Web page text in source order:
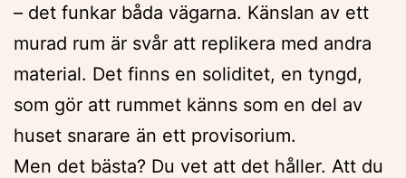
– det funkar båda vägarna. Känslan av ett
murad rum är svår att replikera med andra
material. Det finns en soliditet, en tyngd,
som gör att rummet känns som en del av
huset snarare än ett provisorium.
Men det bästa? Du vet att det håller. Att du